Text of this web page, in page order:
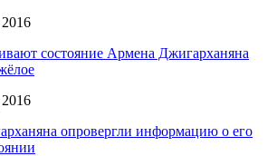
состояние Армена Джигарханяна
опровергли информацию о его